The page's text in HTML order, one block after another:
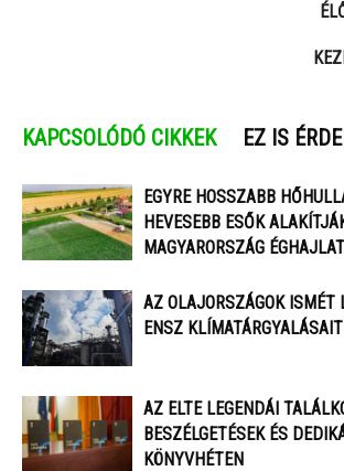
KAPCSOLÓDÓ CIKKEK EZ IS
EGYRE HOSSZABB
HEVESEBB ESŐK
MAGYARORSZÁG
AZ OLAJORSZÁGOK ISMÉT
ENSZ KLÍMATÁRGYALÁSAIT
AZ ELTE LEGENDÁI
BESZÉLGETÉSEK ÉS
KÖNYVHÉTEN